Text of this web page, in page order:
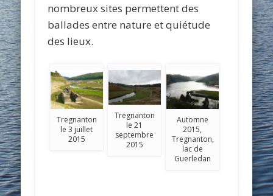
nombreux sites permettent des
ballades entre nature et quiétude
des lieux.
Tregnanton
le 3 juillet
2015
Tregnanton
le 21
septembre
2015
Automne
2015,
Tregnanton,
lac de
Guerledan